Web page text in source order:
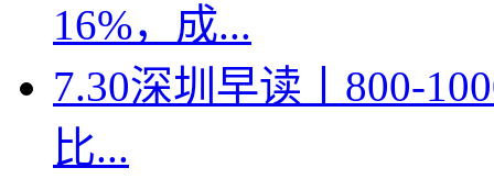
16%，成...
7.30深圳早读丨800-
比...